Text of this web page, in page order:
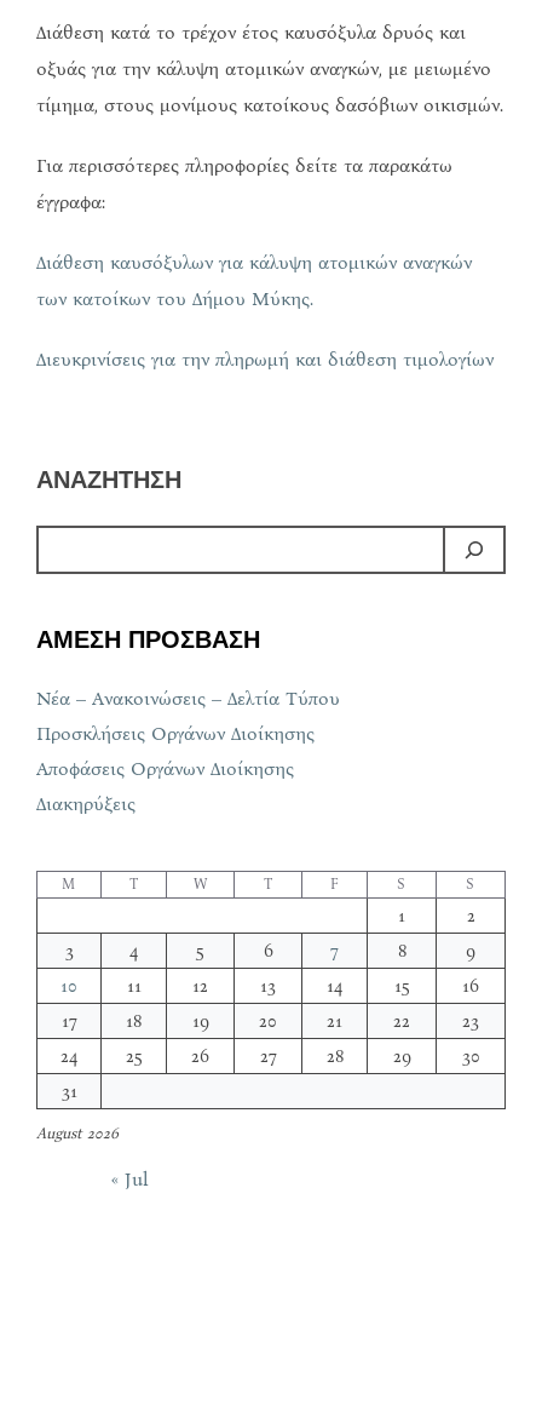
Διάθεση κατά το τρέχον έτος καυσόξυλα δρυός και
οξυάς για την κάλυψη ατομικών αναγκών, με μειωμένο
τίμημα, στους μoνίμους κατοίκους δασόβιων οικισμών.
Για περισσότερες πληροφορίες δείτε τα παρακάτω
έγγραφα:
Διάθεση καυσόξυλων για κάλυψη ατομικών αναγκών
των κατοίκων του Δήμου Μύκης.
Διευκρινίσεις για την πληρωμή και διάθεση τιμολογίων
ΑΝΑΖΗΤΗΣΗ
ΑΜΕΣΗ ΠΡΟΣΒΑΣΗ
Νέα – Ανακοινώσεις – Δελτία Τύπου
Προσκλήσεις Οργάνων Διοίκησης
Αποφάσεις Οργάνων Διοίκησης
Διακηρύξεις
August 2026
M T W T F S S
1
2
3
4 5 6 7 8
9
10
11 12 13 14 15
16
17
18 19 20 21 22
23
24
25 26 27 28 29
30
31
« Jul